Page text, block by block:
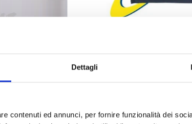
Dettagli
contenuti ed annunci, per fornire funzionalità dei
Code : kit-chiavi-professionali
€ 23,00